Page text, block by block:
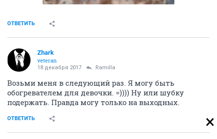
ОТВЕТИТЬ
Zhark
veteran
18 декабря 2017 Ramilla
Возьми меня в следующий раз. Я могу быть
обогревателем для девочки. =)))) Ну или шубку
подержать. Правда могу только на выходных.
ОТВЕТИТЬ